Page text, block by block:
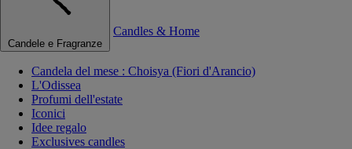
Candele e Fragranze
Candles & Home
Candela del mese : Choisya (Fiori d'Arancio)
L'Odissea
Profumi dell'estate
Iconici
Idee regalo
Exclusives candles